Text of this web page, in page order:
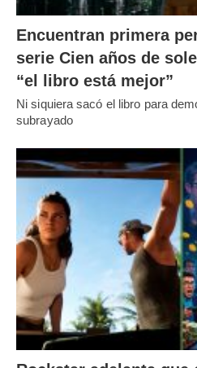
Encuentran primera
serie Cien años de
“el libro está mejor”
Ni siquiera sacó el libro para
subrayado